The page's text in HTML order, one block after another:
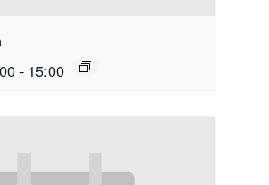
- 15:00